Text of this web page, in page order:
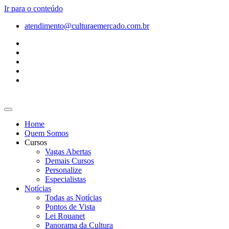
Ir para o conteúdo
atendimento@culturaemercado.com.br
Home
Quem Somos
Cursos
Vagas Abertas
Demais Cursos
Personalize
Especialistas
Notícias
Todas as Notícias
Pontos de Vista
Lei Rouanet
Panorama da Cultura